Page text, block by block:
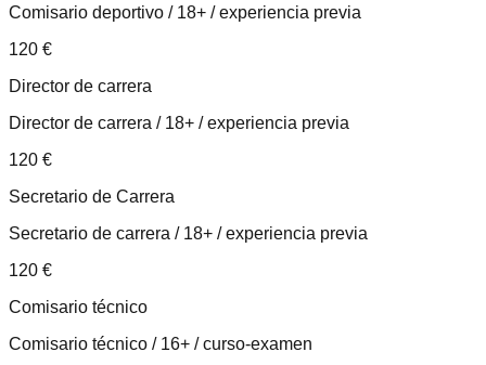
Comisario deportivo / 18+ / experiencia previa
120 €
Director de carrera
Director de carrera / 18+ / experiencia previa
120 €
Secretario de Carrera
Secretario de carrera / 18+ / experiencia previa
120 €
Comisario técnico
Comisario técnico / 16+ / curso-examen